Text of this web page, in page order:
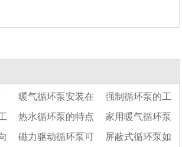
暖气循环泵安装在
什么位置好?
强制循环泵的工
作原理
热水循环泵的特点
及用途
家用暖气循环泵
温度设定多少度
磁力驱动循环泵可 屏蔽式循环泵如